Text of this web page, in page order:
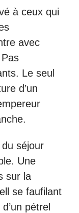
à ceux qui
avec
Le seul
d’un
séjour
Une
sur la
se faufilant
pétrel